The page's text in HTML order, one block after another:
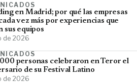
en Madrid; por qué las empresas
vez más por experiencias que
sus equipos
de 2026
personas celebraron en Teror el
de su Festival Latino
de 2026